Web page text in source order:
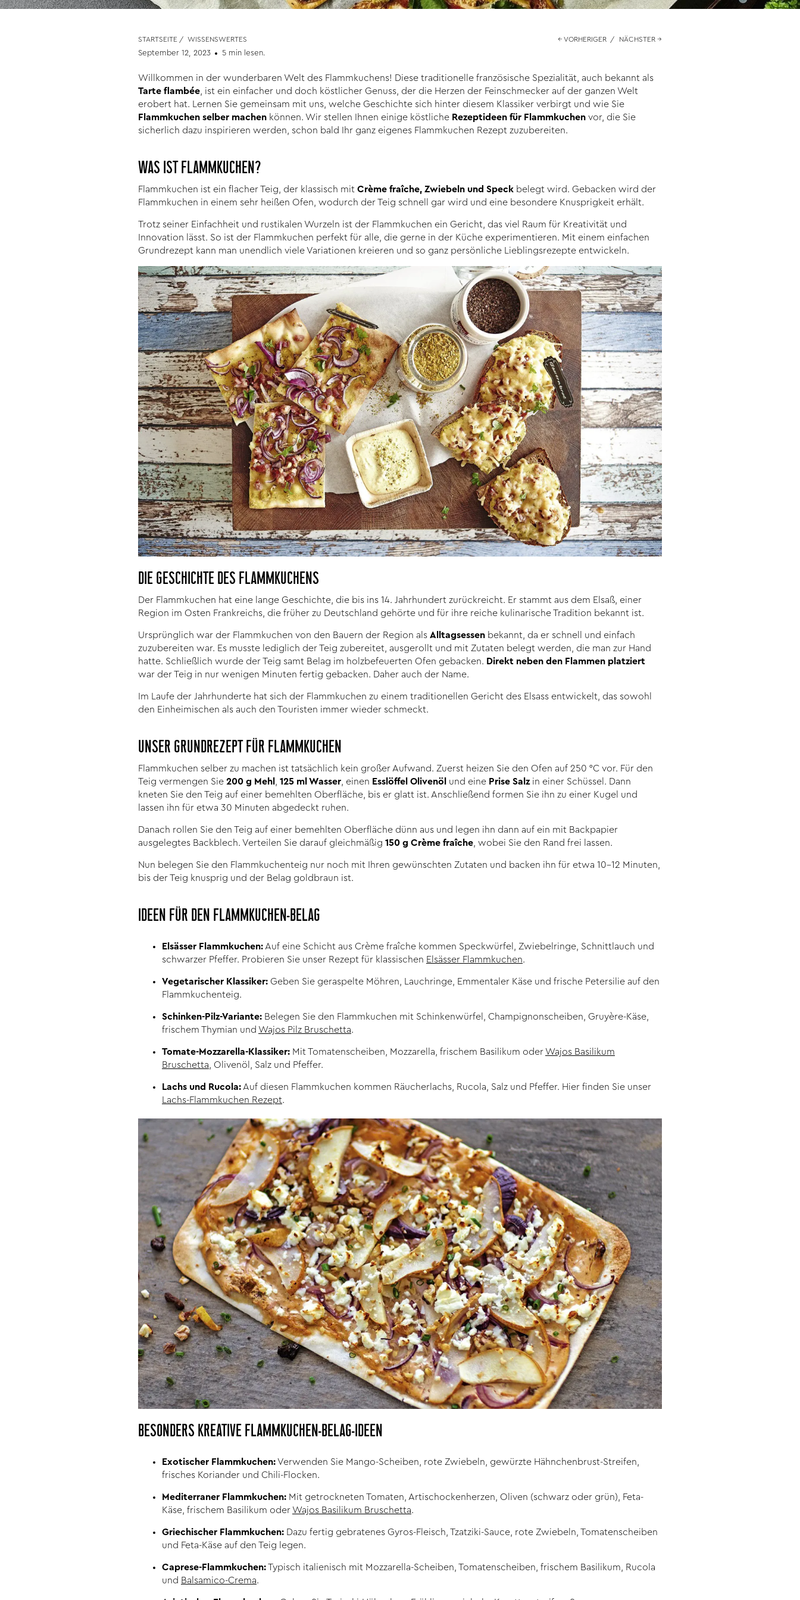
STARTSEITE / WISSENSWERTES ← VORHERIGER / NÄCHSTER →
September 12, 2023 5 min lesen.
Willkommen in der wunderbaren Welt des Flammkuchens! Diese traditionelle französische Spezialität, auch bekannt als
Tarte flambée , ist ein einfacher und doch köstlicher Genuss, der die Herzen der Feinschmecker auf der ganzen Welt
erobert hat. Lernen Sie gemeinsam mit uns, welche Geschichte sich hinter diesem Klassiker verbirgt und wie Sie
Flammkuchen selber machen können. Wir stellen Ihnen einige köstliche Rezeptideen für Flammkuchen vor, die Sie
sicherlich dazu inspirieren werden, schon bald Ihr ganz eigenes Flammkuchen Rezept zuzubereiten.
WAS IST FLAMMKUCHEN?
Flammkuchen ist ein flacher Teig, der klassisch mit Crème fraîche, Zwiebeln und Speck belegt wird. Gebacken wird der
Flammkuchen in einem sehr heißen Ofen, wodurch der Teig schnell gar wird und eine besondere Knusprigkeit erhält.
Trotz seiner Einfachheit und rustikalen Wurzeln ist der Flammkuchen ein Gericht, das viel Raum für Kreativität und
Innovation lässt. So ist der Flammkuchen perfekt für alle, die gerne in der Küche experimentieren. Mit einem einfachen
Grundrezept kann man unendlich viele Variationen kreieren und so ganz persönliche Lieblingsrezepte entwickeln.
DIE GESCHICHTE DES FLAMMKUCHENS
Der Flammkuchen hat eine lange Geschichte, die bis ins 14. Jahrhundert zurückreicht. Er stammt aus dem Elsaß, einer
Region im Osten Frankreichs, die früher zu Deutschland gehörte und für ihre reiche kulinarische Tradition bekannt ist.
Ursprünglich war der Flammkuchen von den Bauern der Region als Alltagsessen bekannt, da er schnell und einfach
zuzubereiten war. Es musste lediglich der Teig zubereitet, ausgerollt und mit Zutaten belegt werden, die man zur Hand
hatte. Schließlich wurde der Teig samt Belag im holzbefeuerten Ofen gebacken. Direkt neben den Flammen platziert
war der Teig in nur wenigen Minuten fertig gebacken. Daher auch der Name.
Im Laufe der Jahrhunderte hat sich der Flammkuchen zu einem traditionellen Gericht des Elsass entwickelt, das sowohl
den Einheimischen als auch den Touristen immer wieder schmeckt.
UNSER GRUNDREZEPT FÜR FLAMMKUCHEN
Flammkuchen selber zu machen ist tatsächlich kein großer Aufwand. Zuerst heizen Sie den Ofen auf 250 °C vor. Für den
Teig vermengen Sie 200 g Mehl 125 ml Wasser , einen Esslöffel Olivenöl und eine Prise Salzin einer Schüssel. Dann
kneten Sie den Teig auf einer bemehlten Oberfläche, bis er glatt ist. Anschließend formen Sie ihn zu einer Kugel und
lassen ihn für etwa 30 Minuten abgedeckt ruhen.
Danach rollen Sie den Teig auf einer bemehlten Oberfläche dünn aus und legen ihn dann auf ein mit Backpapier
ausgelegtes Backblech. Verteilen Sie darauf gleichmäßig 150 g Crème fraîche , wobei Sie den Rand frei lassen.
Nun belegen Sie den Flammkuchenteig nur noch mit Ihren gewünschten Zutaten und backen ihn für etwa 10-12 Minuten,
bis der Teig knusprig und der Belag goldbraun ist.
IDEEN FÜR DEN FLAMMKUCHEN-BELAG
Elsässer Flammkuchen: Auf eine Schicht aus Crème fraîche kommen Speckwürfel, Zwiebelringe, Schnittlauch und
schwarzer Pfeffer. Probieren Sie unser Rezept für klassischen Elsässer Flammkuchen.
Vegetarischer Klassiker: Geben Sie geraspelte Möhren, Lauchringe, Emmentaler Käse und frische Petersilie auf den
Flammkuchenteig.
Schinken-Pilz-Variante: Belegen Sie den Flammkuchen mit Schinkenwürfel, Champignonscheiben, Gruyère-Käse,
frischem Thymian und Wajos Pilz Bruschetta.
Tomate-Mozzarella-Klassiker: Mit Tomatenscheiben, Mozzarella, frischem Basilikum oder Wajos Basilikum
Bruschetta , Olivenöl, Salz und Pfeffer.
Lachs und Rucola: Auf diesen Flammkuchen kommen Räucherlachs, Rucola, Salz und Pfeffer. Hier finden Sie unser
Lachs-Flammkuchen Rezept.
BESONDERS KREATIVE FLAMMKUCHEN-BELAG-IDEEN
Exotischer Flammkuchen:Verwenden Sie Mango-Scheiben, rote Zwiebeln, gewürzte Hähnchenbrust-Streifen,
frisches Koriander und Chili-Flocken.
Mediterraner Flammkuchen: Mit getrockneten Tomaten, Artischockenherzen, Oliven (schwarz oder grün), Feta-
Käse, frischem Basilikum oder Wajos Basilikum Bruschetta.
Griechischer Flammkuchen: Dazu fertig gebratenes Gyros-Fleisch, Tzatziki-Sauce, rote Zwiebeln, Tomatenscheiben
und Feta-Käse auf den Teig legen.
Caprese-Flammkuchen:Typisch italienisch mit Mozzarella-Scheiben, Tomatenscheiben, frischem Basilikum, Rucola
und Balsamico-Crema.